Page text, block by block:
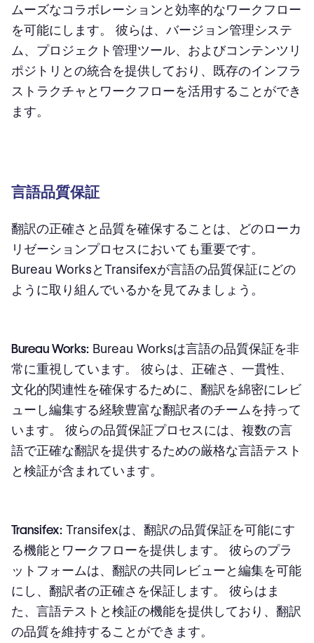
ムーズなコラボレーションと効率的なワークフロー
を可能にします。 彼らは、バージョン管理システ
ム、プロジェクト管理ツール、およびコンテンツリ
ポジトリとの統合を提供しており、既存のインフラ
ストラクチャとワークフローを活用することができ
ます。
言語品質保証
翻訳の正確さと品質を確保することは、どのローカ
リゼーションプロセスにおいても重要です。
Bureau WorksとTransifexが言語の品質保証にどの
ように取り組んでいるかを見てみましょう。
Bureau Works: Bureau Worksは言語の品質保証を非
常に重視しています。 彼らは、正確さ、一貫性、
文化的関連性を確保するために、翻訳を綿密にレビ
ューし編集する経験豊富な翻訳者のチームを持って
います。 彼らの品質保証プロセスには、複数の言
語で正確な翻訳を提供するための厳格な言語テスト
と検証が含まれています。
Transifex: Transifexは、翻訳の品質保証を可能にす
る機能とワークフローを提供します。 彼らのプラ
ットフォームは、翻訳の共同レビューと編集を可能
にし、翻訳者の正確さを保証します。 彼らはま
た、言語テストと検証の機能を提供しており、翻訳
の品質を維持することができます。